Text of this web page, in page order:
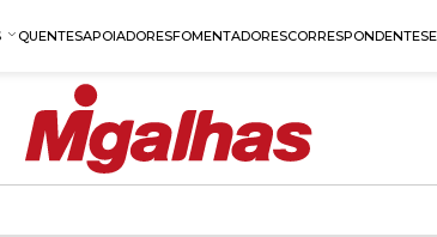
QUENTESAPOIADORESFOMENTADORESCORRESPONDENTES